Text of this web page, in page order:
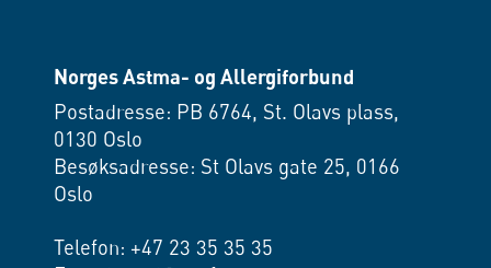
Norges Astma- og Allergiforbund
Postadresse: PB 6764, St. Olavs plass,
0130 Oslo
Besøksadresse: St Olavs gate 25, 0166
Oslo
Telefon: +47 23 35 35 35